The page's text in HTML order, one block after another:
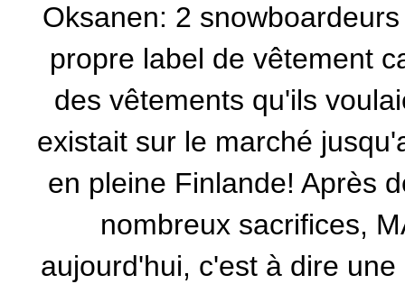
Oksanen: 2
propre label de vêtement
des vêtements qu'ils
existait sur le marché
en pleine Finlande! Après
nombreux sacrifices,
aujourd'hui, c'est à dire